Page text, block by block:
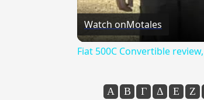
Watch onMotales
Fiat 500C Convertible
Α Β Γ Δ Ε Ζ